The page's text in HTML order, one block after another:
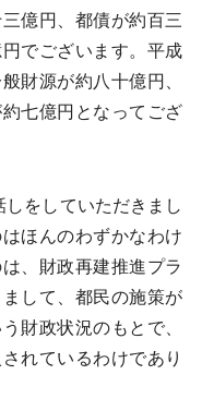
億円、都債が約百三
でございます。平成
財源が約八十億円、
七億円となってござ
をしていただきまし
ほんのわずかなわけ
、財政再建推進プラ
して、都民の施策が
財政状況のもとで、
れているわけであり